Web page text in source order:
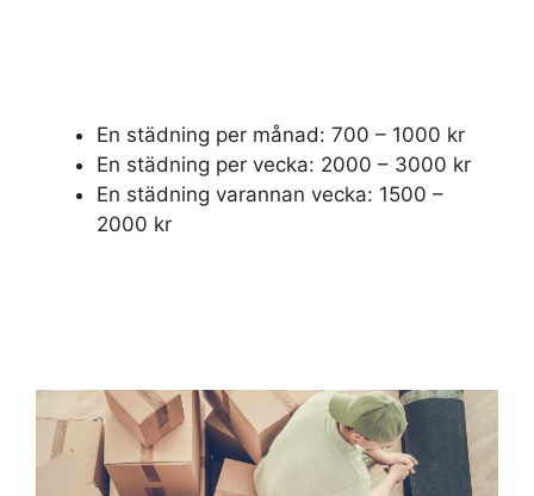
En städning per månad: 700 – 1000 kr
En städning per vecka: 2000 – 3000 kr
En städning varannan vecka: 1500 –
2000 kr